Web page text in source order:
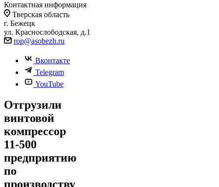
Контактная информация
Тверская область
г. Бежецк
ул. Краснослободская, д.1
rop@asobezh.ru
Вконтакте
Telegram
YouTube
Отгрузили
винтовой
компрессор
11-500
предприятию
по
производству